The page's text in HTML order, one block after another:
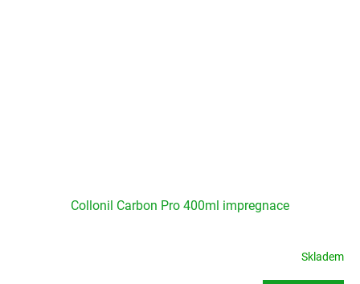
Collonil Carbon Pro 400ml impregnace
Skladem